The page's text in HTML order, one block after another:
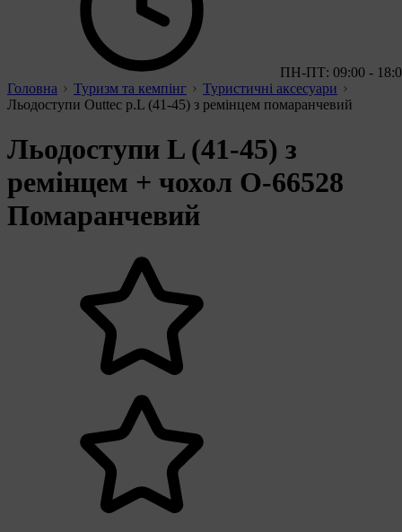
ПН-ПТ: 09:00 -
Головна
Туризм та кемпінг
Туристичні аксесуари
Льодоступи Outtec р.L (41-45) з ремінцем помаранчевий
Льодоступи L (41-45) з
ремінцем + чохол O-66528
Помаранчевий